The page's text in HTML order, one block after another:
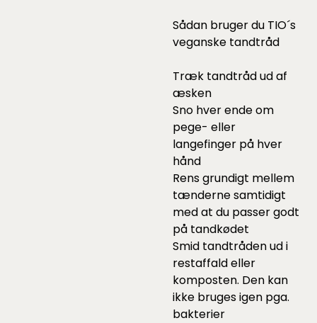
Sådan bruger du TIO´s
veganske tandtråd
Træk tandtråd ud af
æsken
Sno hver ende om
pege- eller
langefinger på hver
hånd
Rens grundigt mellem
tænderne samtidigt
med at du passer godt
på tandkødet
Smid tandtråden ud i
restaffald eller
komposten. Den kan
ikke bruges igen pga.
bakterier